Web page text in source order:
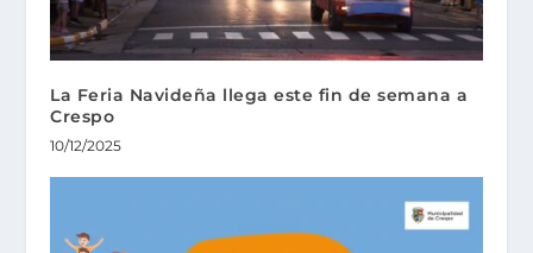
La Feria Navideña llega este fin de semana a
Crespo
10/12/2025